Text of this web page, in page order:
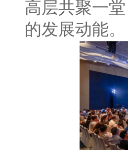
高层共聚一
的发展动能。